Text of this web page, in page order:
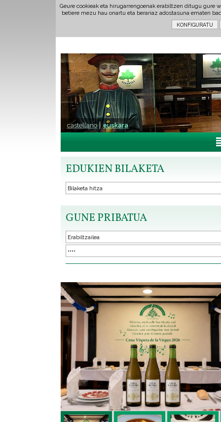
Geure cookieak eta hirugarrengoenak erabiltzen ditugu gure
betiere mezu hau onartu eta berariaz adostasuna ematen
castellano euskara
EDUKIEN BILAKETA
GUNE PRIBATUA